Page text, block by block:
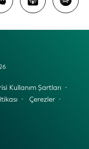
Kullanım Şartları
Çerezler